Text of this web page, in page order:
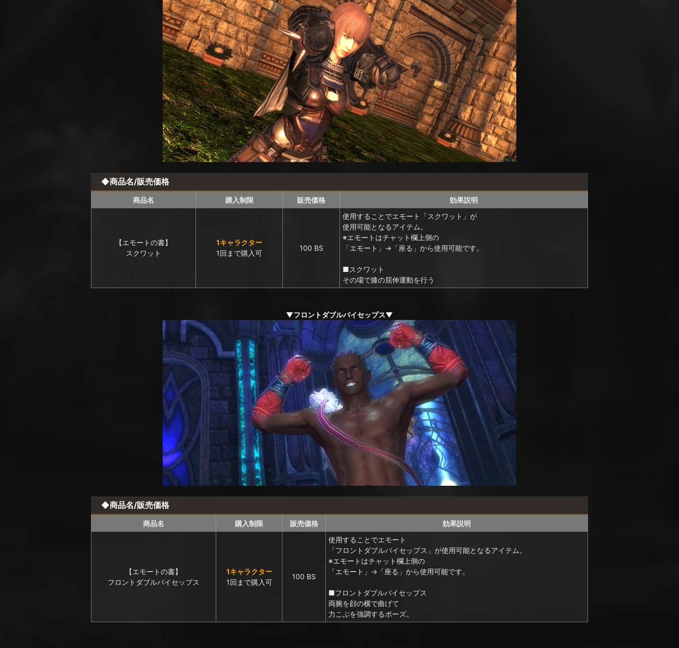
◆商品名/販売価格
商品名 購入制限 販売価格 効果説明
【エモートの書】
スクワット
1キャラクター
1回まで購入可
100 BS
使用することでエモート「スクワット」が
使用可能となるアイテム。
※エモートはチャット欄上側の
「エモート」→「座る」から使用可能です。
■スクワット
その場で膝の屈伸運動を行う
▼フロントダブルバイセップス▼
◆商品名/販売価格
商品名 購入制限 販売価格 効果説明
【エモートの書】
フロントダブルバイセップス
1キャラクター
1回まで購入可
100 BS
使用することでエモート
「フロントダブルバイセップス」が使用可能となるアイテム。
※エモートはチャット欄上側の
「エモート」→「座る」から使用可能です。
■フロントダブルバイセップス
両腕を顔の横で曲げて
力こぶを強調するポーズ。